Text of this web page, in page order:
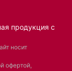
продукция с
носит
офертой,